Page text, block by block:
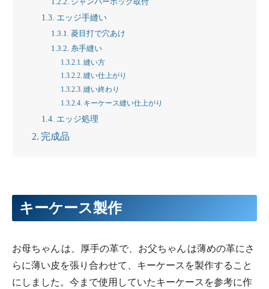
エッジ手縫い
菱目打で穴あけ
糸手縫い
縫い方
縫い仕上がり
縫い終わり
キーケース縫い仕上がり
エッジ処理
完成品
キーケース製作
お母ちゃん は、厚手の革で、お父ちゃん は薄めの革にさ
らに薄い皮を張り合わせて、キーケースを製作すること
にしました。今まで使用していたキーケースを参考に作